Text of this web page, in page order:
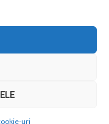
uri
cookie-uri (UE)
uri (ZA)
cookie-uri (BR)
rezervate